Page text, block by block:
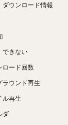
ダウンロード情報
できない
ロード回数
ラウンド再生
ル再生
ダ